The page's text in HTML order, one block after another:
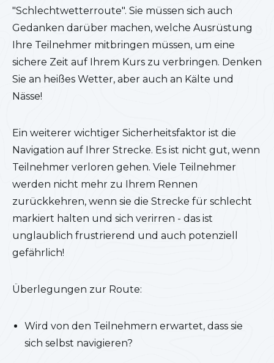
"Schlechtwetterroute". Sie müssen sich auch
Gedanken darüber machen, welche Ausrüstung
Ihre Teilnehmer mitbringen müssen, um eine
sichere Zeit auf Ihrem Kurs zu verbringen. Denken
Sie an heißes Wetter, aber auch an Kälte und
Nässe!
Ein weiterer wichtiger Sicherheitsfaktor ist die
Navigation auf Ihrer Strecke. Es ist nicht gut, wenn
Teilnehmer verloren gehen. Viele Teilnehmer
werden nicht mehr zu Ihrem Rennen
zurückkehren, wenn sie die Strecke für schlecht
markiert halten und sich verirren - das ist
unglaublich frustrierend und auch potenziell
gefährlich!
Überlegungen zur Route:
Wird von den Teilnehmern erwartet, dass sie
sich selbst navigieren?